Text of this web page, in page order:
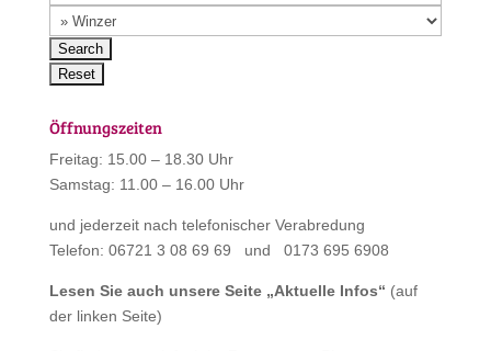
Öffnungszeiten
Freitag: 15.00 – 18.30 Uhr
Samstag: 11.00 – 16.00 Uhr
und jederzeit nach telefonischer Verabredung
Telefon: 06721 3 08 69 69 und 0173 695 6908
Lesen Sie auch unsere Seite „Aktuelle Infos“ (auf
der linken Seite)